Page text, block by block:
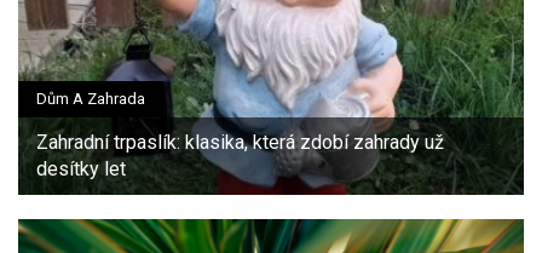
Dům A Zahrada
Zahradní trpaslík: klasika, která zdobí zahrady už
desítky let